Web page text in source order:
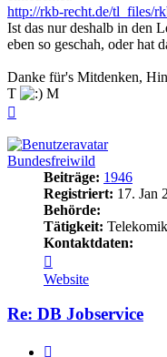
http://rkb-recht.de/tl_files/
Ist das nur deshalb in den
eben so geschah, oder hat
Danke für's Mitdenken,
T
M
Bundesfreiwild
Beiträge: 1946
Registriert: 17. Jan
Behörde:
Tätigkeit:
Kontaktdaten:
von
Bundesfreiwild
Website
Re: DB Jobservice